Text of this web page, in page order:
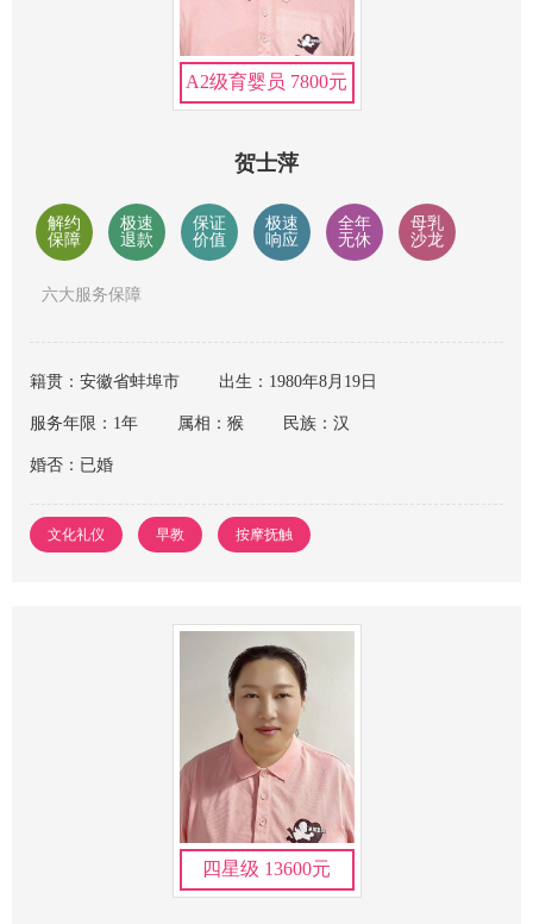
A2级育婴员 7800元
贺士萍
解约
保障
极速
退款
保证
价值
极速
响应
全年
无休
母乳
沙龙
六大服务保障
籍贯：安徽省蚌埠市 出生：1980年8月19日
服务年限：1年 属相：猴 民族：汉
婚否：已婚
文化礼仪 早教 按摩抚触
四星级 13600元